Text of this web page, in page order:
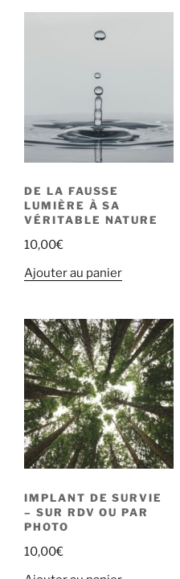
DE LA FAUSSE
LUMIÈRE À SA
VÉRITABLE NATURE
10,00€
Ajouter au panier
IMPLANT DE SURVIE
– SUR RDV OU PAR
PHOTO
10,00€